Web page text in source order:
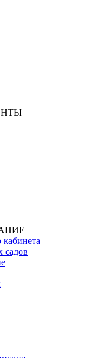
садов